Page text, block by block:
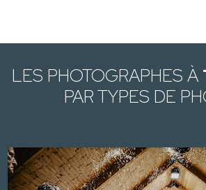
LES PHOTOGRAPHES À
PAR TYPES DE